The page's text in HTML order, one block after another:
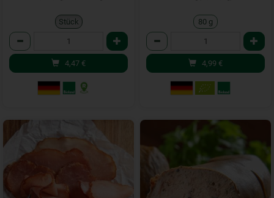
Stück
Anzahl
4,47 €
80 g
Anzahl
4,99 €